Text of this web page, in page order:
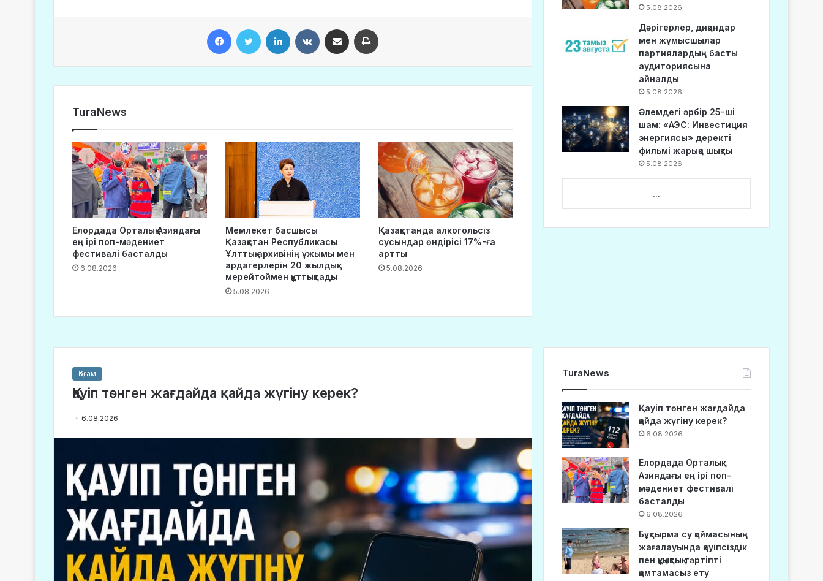
TuraNews
Елордада Орталық Азиядағы
ең ірі поп-мәдениет
фестивалі басталды
6.08.2026
Мемлекет басшысы
Қазақстан Республикасы
Ұлттық архивінің ұжымы мен
ардагерлерін 20 жылдық
мерейтоймен құттықтады
5.08.2026
Қазақстанда алкогольсіз
сусындар өндірісі 17%-ға
артты
5.08.2026
5.08.2026
Дәрігерлер, диқандар
мен жұмысшылар
партиялардың басты
аудиториясына
айналды
5.08.2026
Әлемдегі әрбір 25-ші
шам: «АЭС: Инвестиция
энергиясы» деректі
фильмі жарыққа шықты
5.08.2026
...